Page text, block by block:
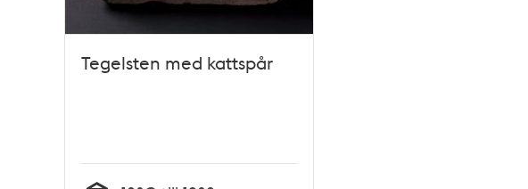
Tegelsten med kattspår